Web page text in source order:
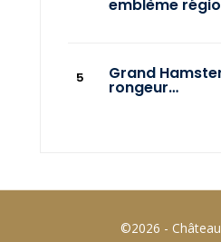
emblème
Grand
rongeur…
©2026 -